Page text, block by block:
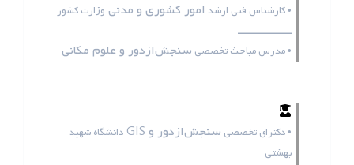
• کارشناس فنی ارشد امور کشوری و مدنی وزارت کشور
ـــــــــــــــــ
• مدرس مباحث تخصصی سنجش‌ازدور و علوم مکانی
• دکترای تخصصی سنجش‌ازدور و GIS
دانشگاه شهید
بهشتی